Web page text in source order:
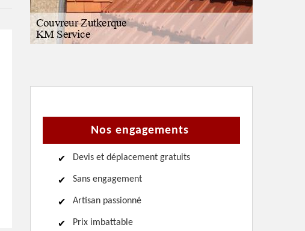
Nos engagements
Devis et déplacement gratuits
Sans engagement
Artisan passionné
Prix imbattable